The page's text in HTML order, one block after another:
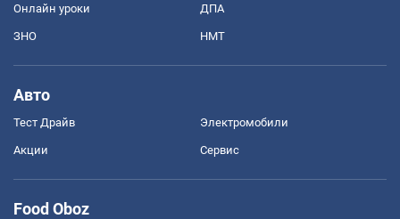
Онлайн уроки ДПА
ЗНО НМТ
Авто
Тест Драйв Электромобили
Акции Сервис
Food Oboz